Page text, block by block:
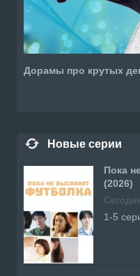
Дорамы про крутых
Новые серии
Пока
(2026)
1-5